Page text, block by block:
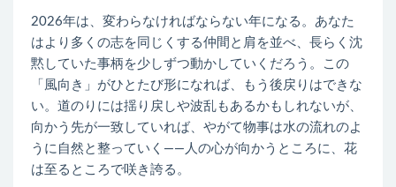
2026年は、変わらなければならない年になる。あなた
はより多くの志を同じくする仲間と肩を並べ、長らく沈
黙していた事柄を少しずつ動かしていくだろう。この
「風向き」がひとたび形になれば、もう後戻りはできな
い。道のりには揺り戻しや波乱もあるかもしれないが、
向かう先が一致していれば、やがて物事は水の流れのよ
うに自然と整っていく――人の心が向かうところに、花
は至るところで咲き誇る。